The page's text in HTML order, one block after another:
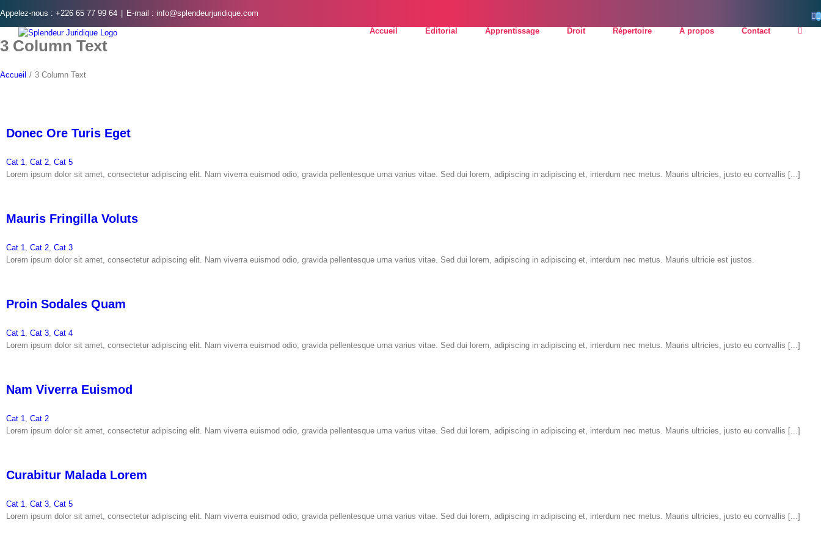
to
content
Appelez-nous : +226 65 77 99 64 E-mail : info@splendeurjuridique.com
Accueil
Editorial Apprentissage Droit Répertoire À propos Contact
3 Column Text
Accueil / 3 Column Text
Donec Ore Turis Eget
Cat 1, Cat 2, Cat 5
Lorem ipsum dolor sit amet, consectetur adipiscing elit. Nam viverra euismod odio, gravida pellentesque urna varius vitae. Sed dui lorem, adipiscing in adipiscing et, interdum nec metus. Mauris ultricies, justo eu convallis [...]
Mauris Fringilla Voluts
Cat 1, Cat 2, Cat 3
Lorem ipsum dolor sit amet, consectetur adipiscing elit. Nam viverra euismod odio, gravida pellentesque urna varius vitae. Sed dui lorem, adipiscing in adipiscing et, interdum nec metus. Mauris ultricie est justos.
Proin Sodales Quam
Cat 1, Cat 3, Cat 4
Lorem ipsum dolor sit amet, consectetur adipiscing elit. Nam viverra euismod odio, gravida pellentesque urna varius vitae. Sed dui lorem, adipiscing in adipiscing et, interdum nec metus. Mauris ultricies, justo eu convallis [...]
Nam Viverra Euismod
Cat 1, Cat 2
Lorem ipsum dolor sit amet, consectetur adipiscing elit. Nam viverra euismod odio, gravida pellentesque urna varius vitae. Sed dui lorem, adipiscing in adipiscing et, interdum nec metus. Mauris ultricies, justo eu convallis [...]
Curabitur Malada Lorem
Cat 1, Cat 3, Cat 5
Lorem ipsum dolor sit amet, consectetur adipiscing elit. Nam viverra euismod odio, gravida pellentesque urna varius vitae. Sed dui lorem, adipiscing in adipiscing et, interdum nec metus. Mauris ultricies, justo eu convallis [...]